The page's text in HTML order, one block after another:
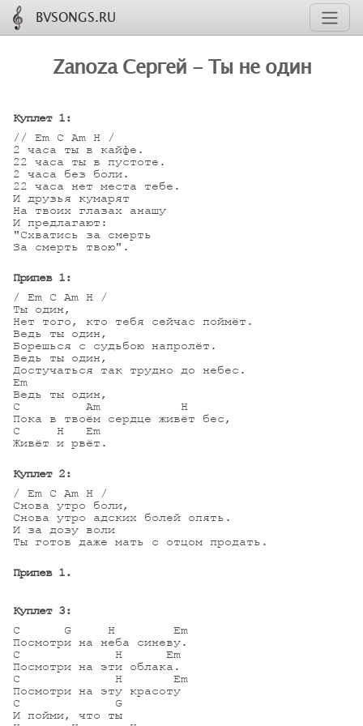
BVSONGS.RU
Zanoza Сергей - Ты не один
Куплет 1:
// Em C Am H /
2 часа ты в кайфе.
22 часа ты в пустоте.
2 часа без боли.
22 часа нет места тебе.
И друзья кумарят
На твоих глазах анашу
И предлагают:
"Схватись за смерть
За смерть твою".
Припев 1:
/ Em C Am H /
Ты один,
Нет того, кто тебя сейчас поймёт.
Ведь ты один,
Борешься с судьбою напролёт.
Ведь ты один,
Достучаться так трудно до небес.
Em
Ведь ты один,
C         Am           H
Пока в твоём сердце живёт бес,
С     H   Em
Живёт и рвёт.
Куплет 2:
/ Em C Am H /
Снова утро боли,
Снова утро адских болей опять.
И за дозу воли
Ты готов даже мать с отцом продать.
Припев 1.
Куплет 3:
C      G     H        Em
Посмотри на неба синеву.
C             H      Em
Посмотри на эти облака.
C             H       Em
Посмотри на эту красоту
C             G
И пойми, что ты